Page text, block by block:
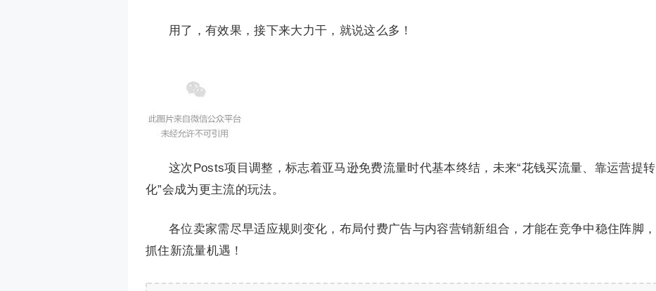
用了，有效果，接下来大力干，就说这么多！
这次Posts项目调整，标志着亚马逊免费流量时代基本终结，未来“花钱买流量、靠运营提转
化”会成为更主流的玩法。
各位卖家需尽早适应规则变化，布局付费广告与内容营销新组合，才能在竞争中稳住阵脚，
抓住新流量机遇！